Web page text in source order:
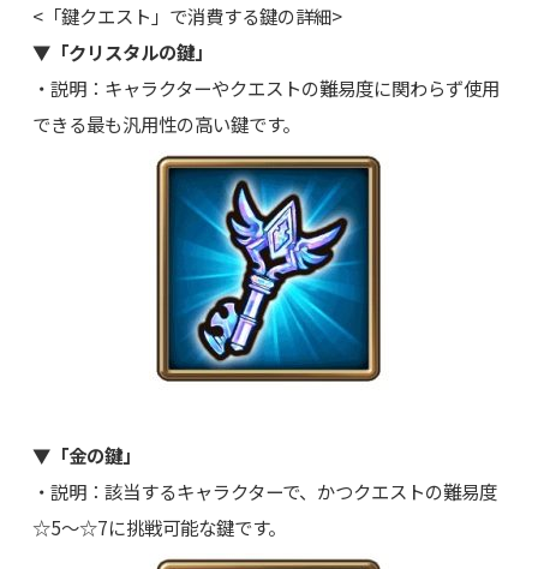
<「鍵クエスト」で消費する鍵の詳細>
▼「クリスタルの鍵」
・説明：キャラクターやクエストの難易度に関わらず使用
できる最も汎用性の高い鍵です。
▼「金の鍵」
・説明：該当するキャラクターで、かつクエストの難易度
☆5～☆7に挑戦可能な鍵です。